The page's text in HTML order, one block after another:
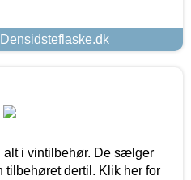
alt i vintilbehør. De sælger
tilbehøret dertil. Klik her for